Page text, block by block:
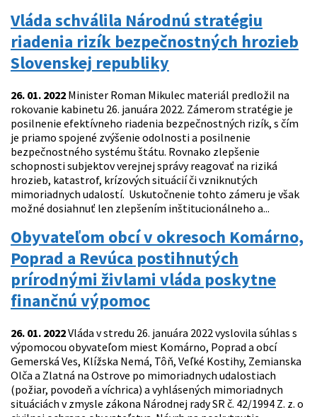
Vláda schválila Národnú stratégiu
riadenia rizík bezpečnostných hrozieb
Slovenskej republiky
26. 01. 2022 Minister Roman Mikulec materiál predložil na
rokovanie kabinetu 26. januára 2022. Zámerom stratégie je
posilnenie efektívneho riadenia bezpečnostných rizík, s čím
je priamo spojené zvýšenie odolnosti a posilnenie
bezpečnostného systému štátu. Rovnako zlepšenie
schopnosti subjektov verejnej správy reagovať na riziká
hrozieb, katastrof, krízových situácií či vzniknutých
mimoriadnych udalostí. Uskutočnenie tohto zámeru je však
možné dosiahnuť len zlepšením inštitucionálneho a...
Obyvateľom obcí v okresoch Komárno,
Poprad a Revúca postihnutých
prírodnými živlami vláda poskytne
finančnú výpomoc
26. 01. 2022Vláda v stredu 26. januára 2022 vyslovila súhlas s
výpomocou obyvateľom miest Komárno, Poprad a obcí
Gemerská Ves, Klížska Nemá, Tôň, Veľké Kostihy, Zemianska
Olča a Zlatná na Ostrove po mimoriadnych udalostiach
(požiar, povodeň a víchrica) a vyhlásených mimoriadnych
situáciách v zmysle zákona Národnej rady SR č. 42/1994 Z. z. o